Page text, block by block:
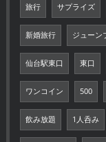
旅行 サプライズ
新婚旅行 ジューン
仙台駅東口 東口
ワンコイン 500
飲み放題 1人呑み